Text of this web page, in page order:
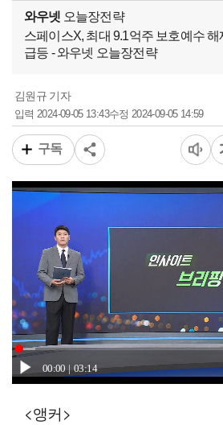
와우넷 오늘장전략
스페이스X, 최대 9.1억주 보호예수
급등 - 와우넷 오늘장전략
김원규 기자
입력 2024-09-05 13:43수정 2024-09-05 14:59
구독
00:00 03:14
<앵커>